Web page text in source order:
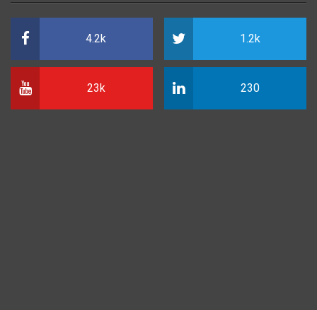
4.2k 1.2k
23k 230